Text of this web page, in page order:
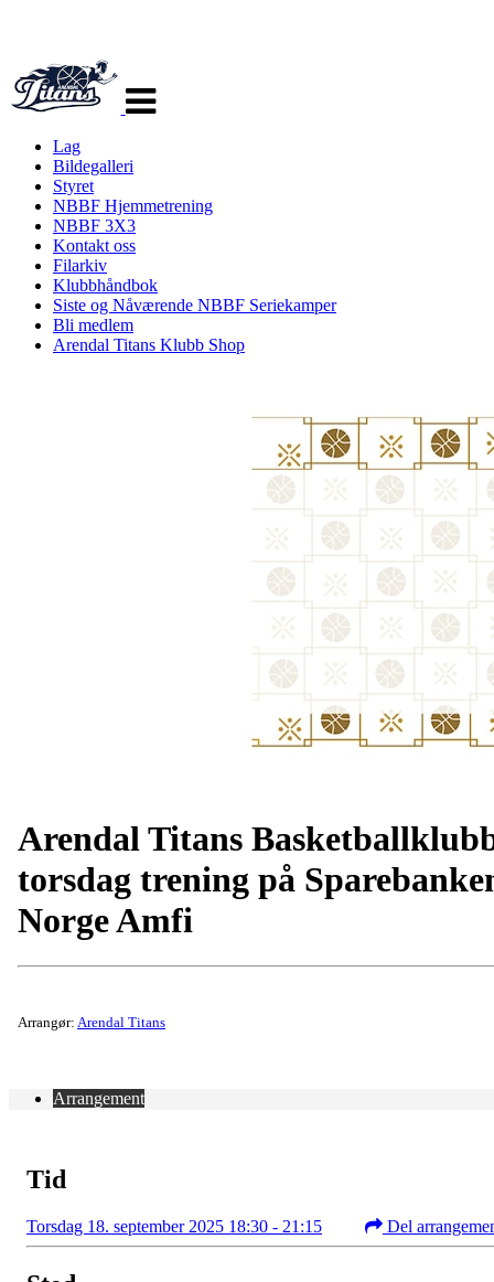
navigasjon
Lag
Bildegalleri
Styret
NBBF Hjemmetrening
NBBF 3X3
Kontakt oss
Filarkiv
Klubbhåndbok
Siste og Nåværende NBBF Seriekamper
Bli medlem
Arendal Titans Klubb Shop
Arendal Titans
torsdag trening på
Norge Amfi
Arrangør: Arendal Titans
Arrangement
Tid
Torsdag 18. september 2025 18:30 - 21:15 Del